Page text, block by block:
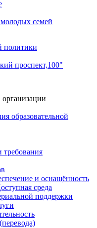
семей
политики
проспект,100"
организации
образовательной
требования
и оснащённость
среда
поддержки